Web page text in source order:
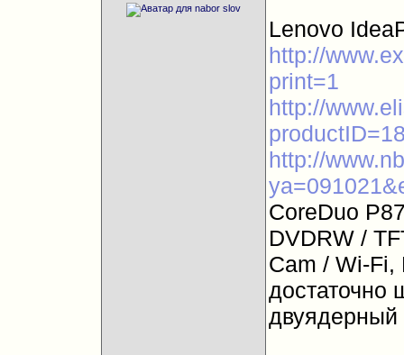
Lenovo
http://
print=1
http://
http://
CoreDuo
DVDRW /
Cam / Wi-Fi,
достаточно